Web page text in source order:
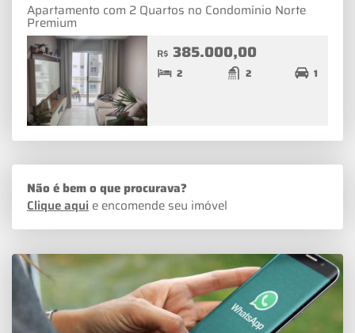
Apartamento com 2 Quartos no Condomínio Norte
Premium
R$ 385.000,00
2 2 1
Não é bem o que procurava?
Clique aqui e encomende seu imóvel